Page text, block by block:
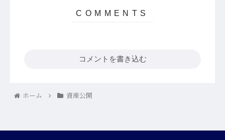
コメントを書き込む
ホーム 資産公開